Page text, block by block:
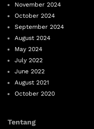
November 2024
October 2024
September 2024
August 2024
May 2024
July 2022
June 2022
August 2021
October 2020
Tentang